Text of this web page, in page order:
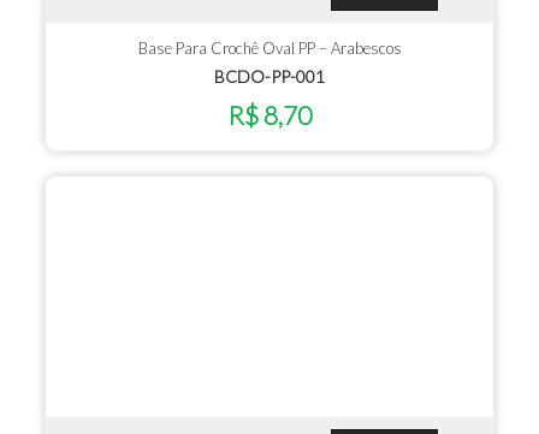
Base Para Crochê Oval PP – Arabescos
BCDO-PP-001
R$ 8,70